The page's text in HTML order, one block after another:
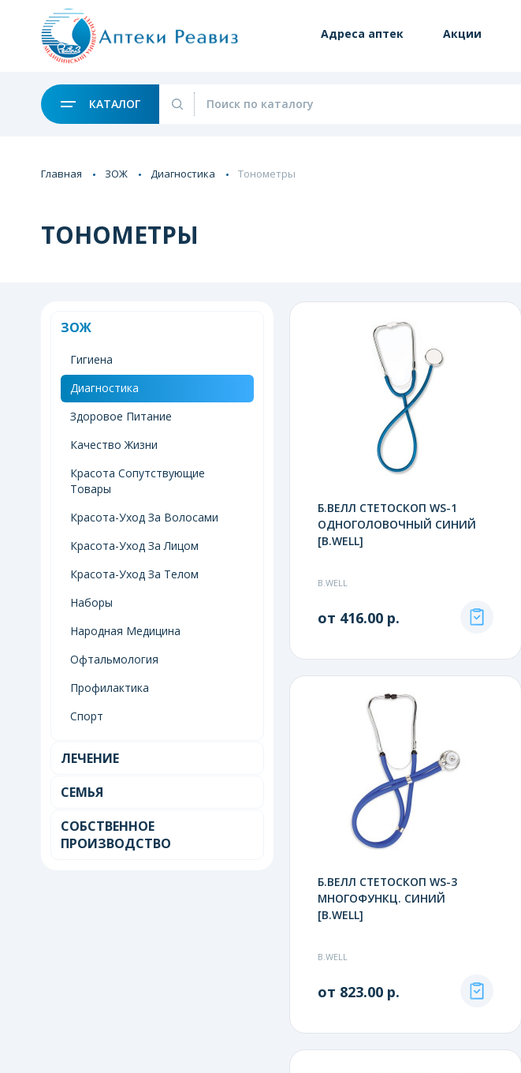
Адреса аптек Акции
КАТАЛОГ
Главная ЗОЖ Диагностика Тонометры
ТОНОМЕТРЫ
ЗОЖ
Гигиена
Диагностика
Здоровое Питание
Качество Жизни
Красота Сопутствующие
Товары
Красота-Уход За Волосами
Красота-Уход За Лицом
Красота-Уход За Телом
Наборы
Народная Медицина
Офтальмология
Профилактика
Спорт
ЛЕЧЕНИЕ
СЕМЬЯ
СОБСТВЕННОЕ
ПРОИЗВОДСТВО
Б.ВЕЛЛ СТЕТОСКОП WS-1
ОДНОГОЛОВОЧНЫЙ СИНИЙ
[B.WELL]
B.WELL
от 416.00 р.
Б.ВЕЛЛ СТЕТОСКОП WS-3
МНОГОФУНКЦ. СИНИЙ
[B.WELL]
B.WELL
от 823.00 р.